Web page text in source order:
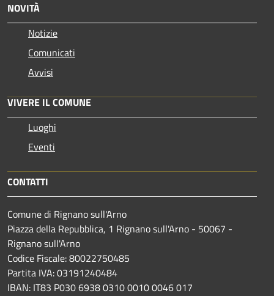
NOVITÀ
Notizie
Comunicati
Avvisi
VIVERE IL COMUNE
Luoghi
Eventi
CONTATTI
Comune di Rignano sull'Arno
Piazza della Repubblica, 1 Rignano sull'Arno - 50067 -
Rignano sull'Arno
Codice Fiscale: 80022750485
Partita IVA: 03191240484
IBAN: IT83 P030 6938 0310 0010 0046 017